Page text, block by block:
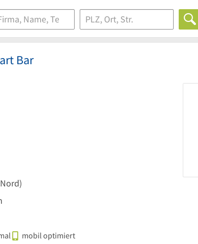
Bar
mobil optimiert